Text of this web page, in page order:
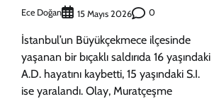
Ece Doğan 15 Mayıs 2026 0
İstanbul’un Büyükçekmece ilçesinde
yaşanan bir bıçaklı saldırıda 16 yaşındaki
A.D. hayatını kaybetti, 15 yaşındaki S.I.
ise yaralandı. Olay, Muratçeşme